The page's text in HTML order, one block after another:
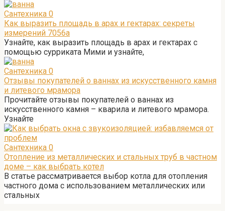
Сантехника 0
Как выразить площадь в арах и гектарах: секреты
измерений 7056а
Узнайте, как выразить площадь в арах и гектарах с
помощью сурриката Мими и узнайте,
Сантехника 0
Отзывы покупателей о ваннах из искусственного камня
и литевого мрамора
Прочитайте отзывы покупателей о ваннах из
искусственного камня – кварила и литевого мрамора.
Узнайте
Сантехника 0
Отопление из металлических и стальных труб в частном
доме – как выбрать котел
В статье рассматривается выбор котла для отопления
частного дома с использованием металлических или
стальных